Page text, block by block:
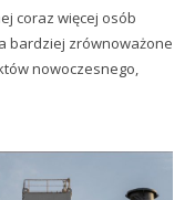
coraz więcej osób
bardziej zrównoważone
nowoczesnego,